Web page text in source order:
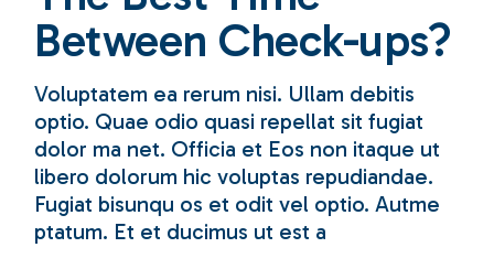
Between Check-ups?
Voluptatem ea rerum nisi. Ullam debitis
optio. Quae odio quasi repellat sit fugiat
dolor ma net. Officia et Eos non itaque ut
libero dolorum hic voluptas repudiandae.
Fugiat bisunqu os et odit vel optio. Autme
ptatum. Et et ducimus ut est a